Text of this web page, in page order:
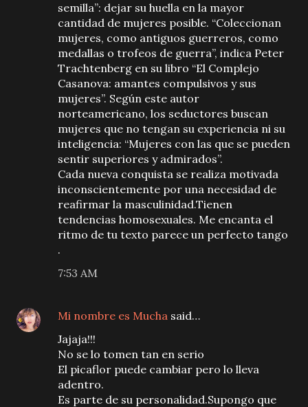
semilla”: dejar su huella en la mayor
cantidad de mujeres posible. “Coleccionan
mujeres, como antiguos guerreros, como
medallas o trofeos de guerra”, indica Peter
Trachtenberg en su libro “El Complejo
Casanova: amantes compulsivos y sus
mujeres”. Según este autor
norteamericano, los seductores buscan
mujeres que no tengan su experiencia ni su
inteligencia: “Mujeres con las que se pueden
sentir superiores y admirados”.
Cada nueva conquista se realiza motivada
inconscientemente por una necesidad de
reafirmar la masculinidad.Tienen
tendencias homosexuales. Me encanta el
ritmo de tu texto parece un perfecto tango
.
7:53 AM
Mi nombre es Mucha said…
Jajaja!!!
No se lo tomen tan en serio
El picaflor puede cambiar pero lo lleva
adentro.
Es parte de su personalidad.Supongo que